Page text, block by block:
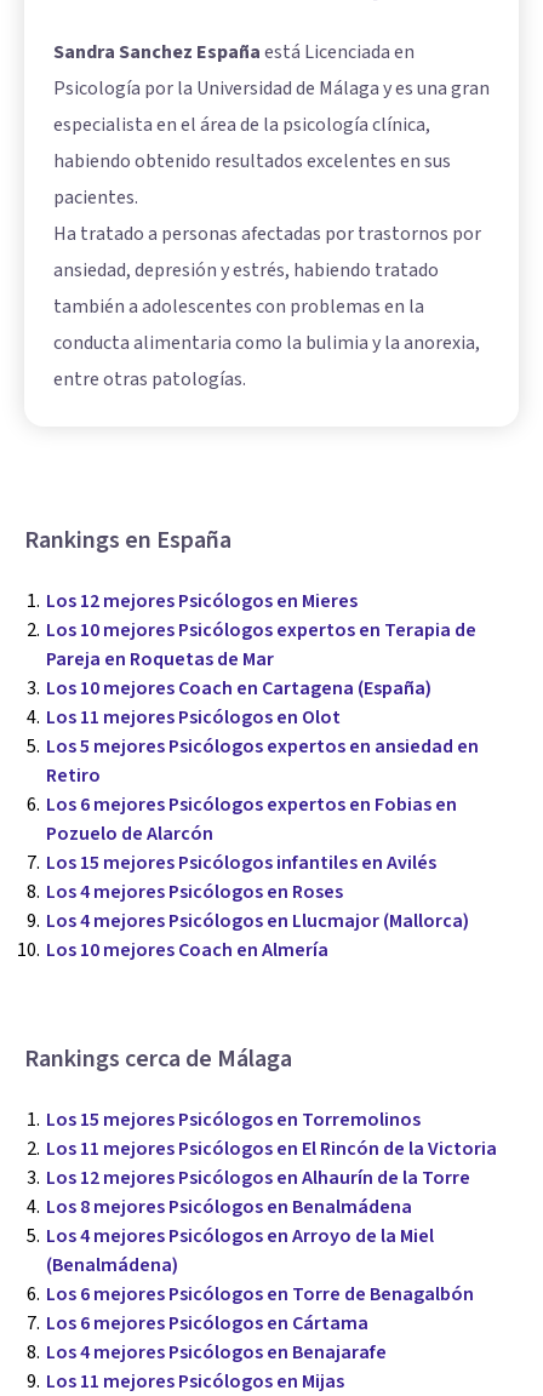
Sandra Sanchez Españaestá Licenciada en
Psicología por la Universidad de Málaga y es una gran
especialista en el área de la psicología clínica,
habiendo obtenido resultados excelentes en sus
pacientes.
Ha tratado a personas afectadas por trastornos por
ansiedad, depresión y estrés, habiendo tratado
también a adolescentes con problemas en la
conducta alimentaria como la bulimia y la anorexia,
entre otras patologías.
Rankings en España
Los 12 mejores Psicólogos en Mieres
Los 10 mejores Psicólogos expertos en Terapia de
Pareja en Roquetas de Mar
Los 10 mejores Coach en Cartagena (España)
Los 11 mejores Psicólogos en Olot
Los 5 mejores Psicólogos expertos en ansiedad en
Retiro
Los 6 mejores Psicólogos expertos en Fobias en
Pozuelo de Alarcón
Los 15 mejores Psicólogos infantiles en Avilés
Los 4 mejores Psicólogos en Roses
Los 4 mejores Psicólogos en Llucmajor (Mallorca)
Los 10 mejores Coach en Almería
Rankings cerca de Málaga
Los 15 mejores Psicólogos en Torremolinos
Los 11 mejores Psicólogos en El Rincón de la Victoria
Los 12 mejores Psicólogos en Alhaurín de la Torre
Los 8 mejores Psicólogos en Benalmádena
Los 4 mejores Psicólogos en Arroyo de la Miel
(Benalmádena)
Los 6 mejores Psicólogos en Torre de Benagalbón
Los 6 mejores Psicólogos en Cártama
Los 4 mejores Psicólogos en Benajarafe
Los 11 mejores Psicólogos en Mijas